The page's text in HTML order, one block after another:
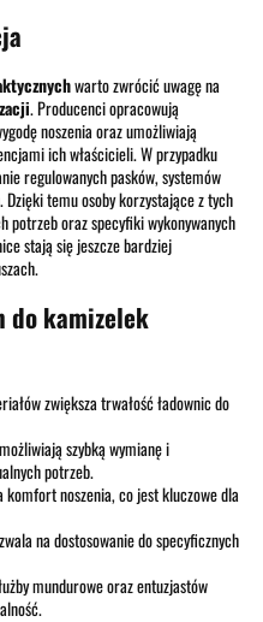
warto zwrócić uwagę na
. Producenci opracowują
noszenia oraz umożliwiają
ich właścicieli. W przypadku
regulowanych pasków, systemów
temu osoby korzystające z tych
potrzeb oraz specyfiki wykonywanych
stają się jeszcze bardziej
do kamizelek
zwiększa trwałość ładownic do
szybką wymianę i
potrzeb.
noszenia, co jest kluczowe dla
na dostosowanie do specyficznych
mundurowe oraz entuzjastów